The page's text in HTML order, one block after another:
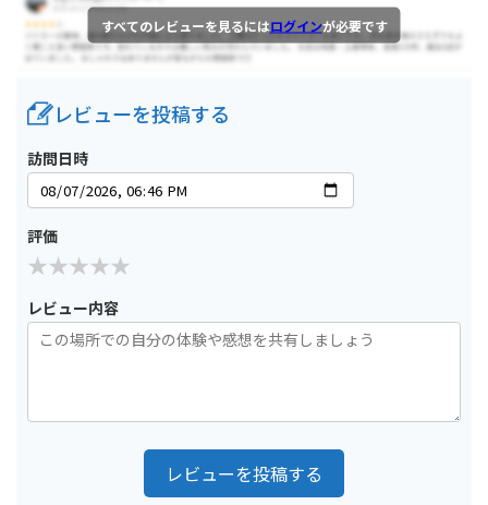
すべてのレビューを見るにはログインが必要です
レビューを投稿する
訪問日時
評価
レビュー内容
レビューを投稿する